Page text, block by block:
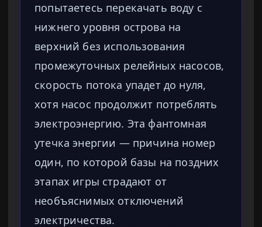
попытаетесь перекачать воду с
нижнего уровня острова на
верхний без использования
промежуточных релейных насосов,
скорость потока упадет до нуля,
хотя насос продолжит потреблять
электроэнергию. Эта фантомная
утечка энергии — причина номер
один, по которой базы на поздних
этапах игры страдают от
необъяснимых отключений
электричества.